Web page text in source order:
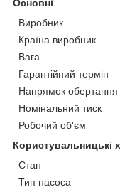
Основні
Виробник
Країна виробник
Вага
Гарантійний термін
Напрямок обертання
Номінальний тиск
Робочий об'єм
Користувальницькі
Стан
Тип насоса